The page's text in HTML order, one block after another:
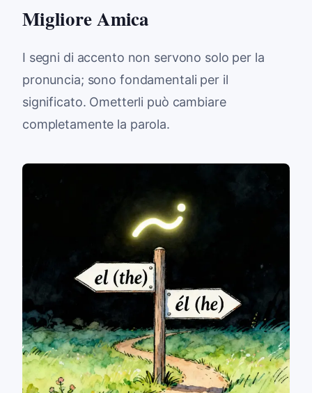
Migliore Amica
I segni di accento non servono solo per la
pronuncia; sono fondamentali per il
significato. Ometterli può cambiare
completamente la parola.